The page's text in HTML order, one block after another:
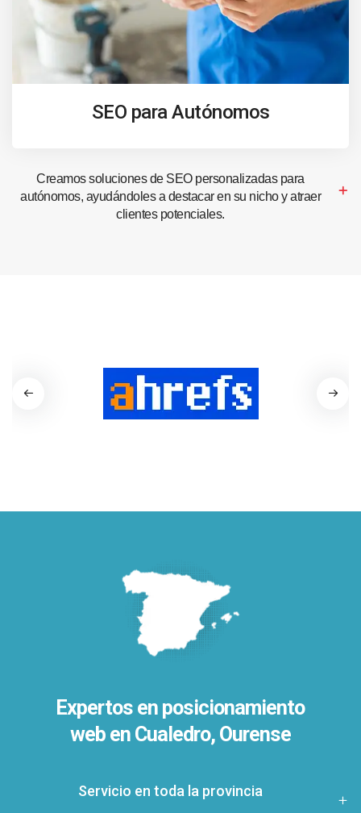
SEO para Autónomos
Creamos soluciones de SEO personalizadas para
autónomos, ayudándoles a destacar en su nicho y atraer
clientes potenciales.
Expertos en posicionamiento
web en Cualedro, Ourense
Servicio en toda la provincia